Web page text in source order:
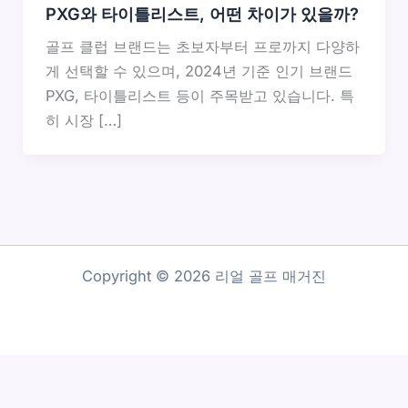
PXG와 타이틀리스트, 어떤 차이가 있을까?
골프 클럽 브랜드는 초보자부터 프로까지 다양하
게 선택할 수 있으며, 2024년 기준 인기 브랜드
PXG, 타이틀리스트 등이 주목받고 있습니다. 특
히 시장 […]
Copyright © 2026 리얼 골프 매거진